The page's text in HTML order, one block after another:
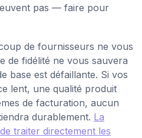
pas — faire pour
de fournisseurs ne vous
de fidélité ne vous sauvera
base est défaillante. Si vos
lent, une qualité produit
de facturation, aucun
durablement. La
traiter directement les